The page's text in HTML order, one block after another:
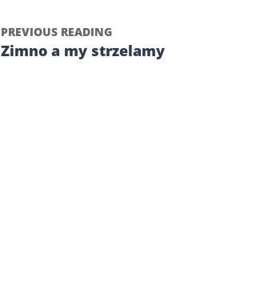
PREVIOUS READING
Zimno a my strzelamy